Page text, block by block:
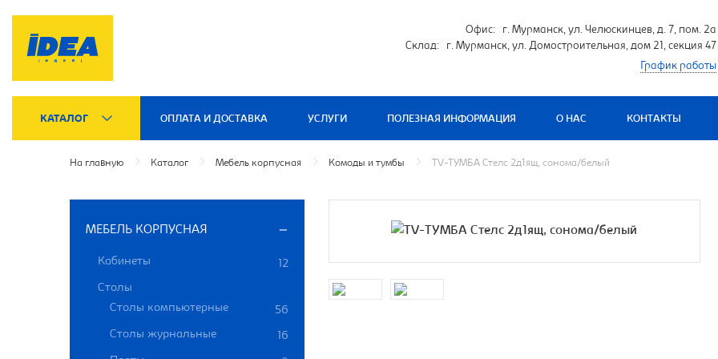
Офис: г. Мурманск, ул. Челюскинцев, д. 7, пом. 2а
Склад: г. Мурманск, ул. Домостроительная, дом 21, секция 47
График работы
КАТАЛОГ ОПЛАТА И ДОСТАВКА УСЛУГИ ПОЛЕЗНАЯ ИНФОРМАЦИЯ О НАС КОНТАКТЫ
На главную Каталог Мебель корпусная Комоды и тумбы TV-ТУМБА Стелс 2д1ящ, сонома/белый
МЕБЕЛЬ КОРПУСНАЯ
Кабинеты
12
Столы
Столы компьютерные
56
Столы журнальные
16